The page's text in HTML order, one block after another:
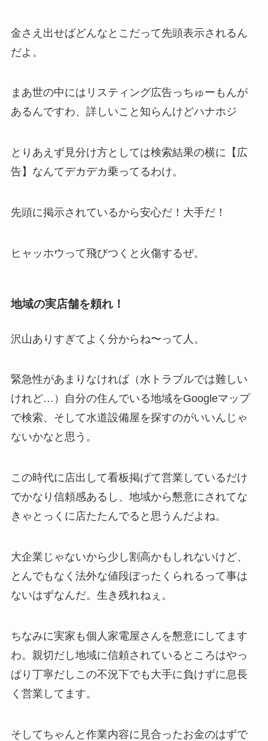
金さえ出せばどんなとこだって先頭表示されるん
だよ。
まあ世の中にはリスティング広告っちゅーもんが
あるんですわ、詳しいこと知らんけどハナホジ
とりあえず見分け方としては検索結果の横に【広
告】なんてデカデカ乗ってるわけ。
先頭に掲示されているから安心だ！大手だ！
ヒャッホウって飛びつくと火傷するぜ。
地域の実店舗を頼れ！
沢山ありすぎてよく分からね〜って人。
緊急性があまりなければ（水トラブルでは難しい
けれど…）自分の住んでいる地域をGoogleマップ
で検索、そして水道設備屋を探すのがいいんじゃ
ないかなと思う。
この時代に店出して看板掲げて営業しているだけ
でかなり信頼感あるし、地域から懇意にされてな
きゃとっくに店たたんでると思うんだよね。
大企業じゃないから少し割高かもしれないけど、
とんでもなく法外な値段ぼったくられるって事は
ないはずなんだ。生き残れねぇ。
ちなみに実家も個人家電屋さんを懇意にしてます
わ。親切だし地域に信頼されているところはやっ
ぱり丁寧だしこの不況下でも大手に負けずに息長
く営業してます。
そしてちゃんと作業内容に見合ったお金のはずで